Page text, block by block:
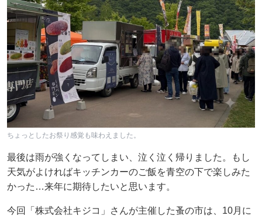
ちょっとしたお祭り感覚も味わえました。
最後は雨が強くなってしまい、泣く泣く帰りました。もし
天気がよければキッチンカーのご飯を青空の下で楽しみた
かった…来年に期待したいと思います。
今回「株式会社キジコ」さんが主催した蚤の市は、10月に